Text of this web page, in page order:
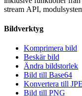
stream API,
Bildverktyg
Komprimera bild
Beskär bild
Ändra bildstorlek
Bild till Base64
Konvertera till
Bild till PNG